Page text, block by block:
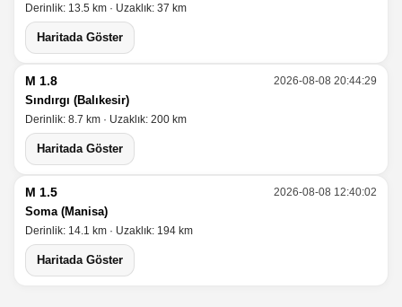
Derinlik: 13.5 km · Uzaklık: 37 km
Haritada Göster
M 1.8 2026-08-08 20:44:29
Sındırgı (Balıkesir)
Derinlik: 8.7 km · Uzaklık: 200 km
Haritada Göster
M 1.5 2026-08-08 12:40:02
Soma (Manisa)
Derinlik: 14.1 km · Uzaklık: 194 km
Haritada Göster